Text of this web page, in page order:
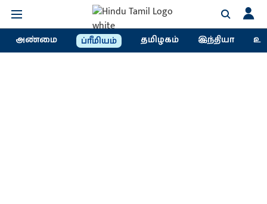
அண்மை ப்ரீமியம் தமிழகம் இந்தியா